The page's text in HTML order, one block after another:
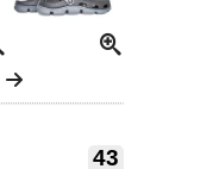
43